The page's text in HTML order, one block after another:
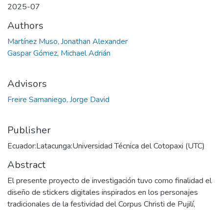
2025-07
Authors
Martínez Muso, Jonathan Alexander
Gaspar Gómez, Michael Adrián
Advisors
Freire Samaniego, Jorge David
Publisher
Ecuador:Latacunga:Universidad Técnica del Cotopaxi (UTC)
Abstract
El presente proyecto de investigación tuvo como finalidad el
diseño de stickers digitales inspirados en los personajes
tradicionales de la festividad del Corpus Christi de Pujilí,